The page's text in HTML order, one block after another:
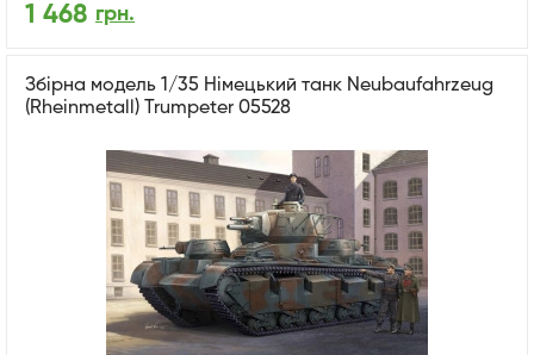
1 468 грн.
Збірна модель 1/35 Німецький танк Neubaufahrzeug
(Rheinmetall) Trumpeter 05528